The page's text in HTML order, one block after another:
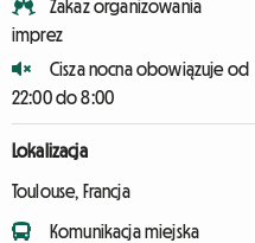
Zakaz organizowania
imprez
Cisza nocna obowiązuje od
22:00 do 8:00
Lokalizacja
Toulouse, Francja
Komunikacja miejska